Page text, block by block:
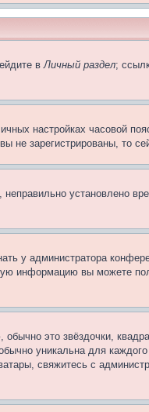
вЛичный раздел;
настройках часовой
не зарегистрированы, то
установлено
у администратора
информацию вы можете
это звёздочки,
уникальна для
свяжитесь с